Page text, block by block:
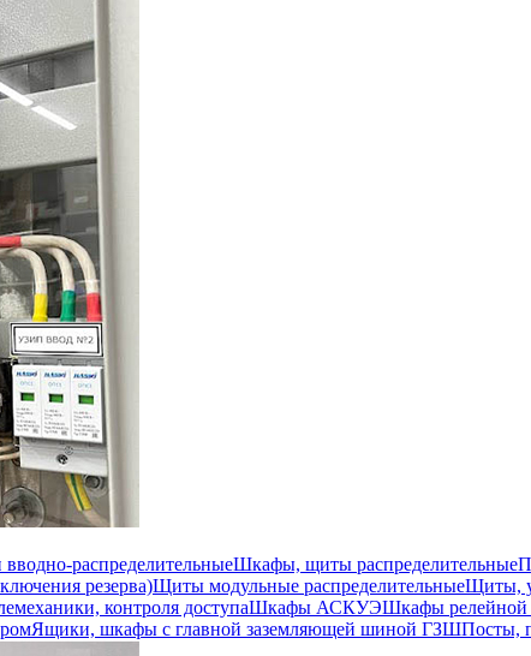
распределительныеШкафы, щиты распределительные
резерва)Щиты модульные распределительныеЩиты,
контроля доступаШкафы АСКУЭШкафы релейной
Ящики, шкафы с главной заземляющей шиной ГЗШПосты,